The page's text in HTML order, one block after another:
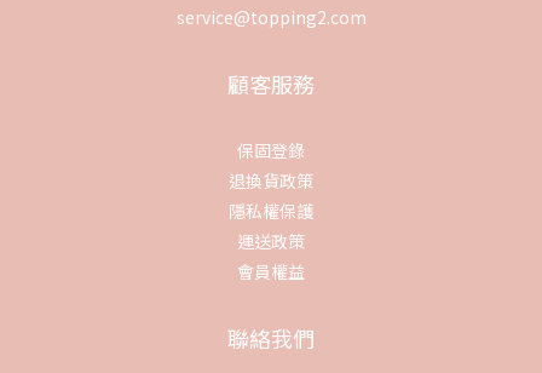
service@topping2.com
顧客服務
保固登錄
退換貨政策
隱私權保護
運送政策
會員權益
聯絡我們